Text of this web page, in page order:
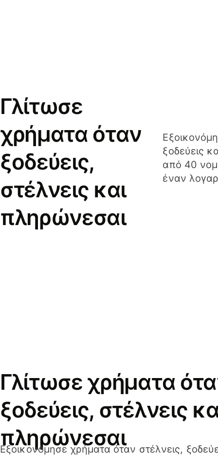
Γλίτωσε
χρήματα όταν
ξοδεύεις,
στέλνεις και
πληρώνεσαι
ξοδεύεις
από 40
έναν
Γλίτωσε χρήματα
ξοδεύεις, στέλνεις
πληρώνεσαι
Εξοικονόμησε χρήματα όταν στέλνεις,